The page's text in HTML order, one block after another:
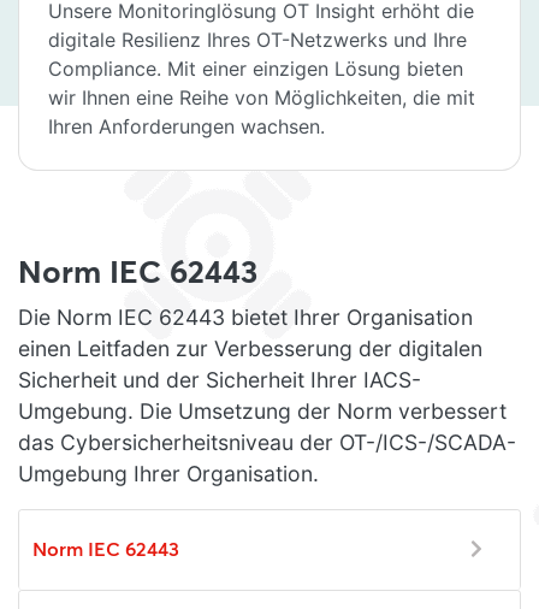
Unsere Monitoringlösung OT Insight erhöht die
digitale Resilienz Ihres OT-Netzwerks und Ihre
Compliance. Mit einer einzigen Lösung bieten
wir Ihnen eine Reihe von Möglichkeiten, die mit
Ihren Anforderungen wachsen.
Norm IEC 62443
Die Norm IEC 62443 bietet Ihrer Organisation
einen Leitfaden zur Verbesserung der digitalen
Sicherheit und der Sicherheit Ihrer IACS-
Umgebung. Die Umsetzung der Norm verbessert
das Cybersicherheitsniveau der OT-/ICS-/SCADA-
Umgebung Ihrer Organisation.
Norm IEC 62443